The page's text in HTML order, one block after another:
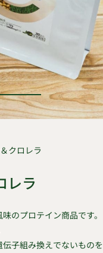
クロレラ
レラ
のプロテイン商品です。
子組み換えでないものを